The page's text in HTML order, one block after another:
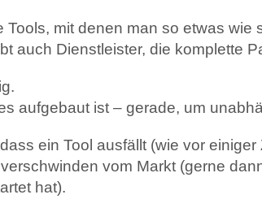
mit denen man so etwas wie
auch Dienstleister, die komplette
aufgebaut ist – gerade, um
ein Tool ausfällt (wie vor einiger
vom Markt (gerne
hat).